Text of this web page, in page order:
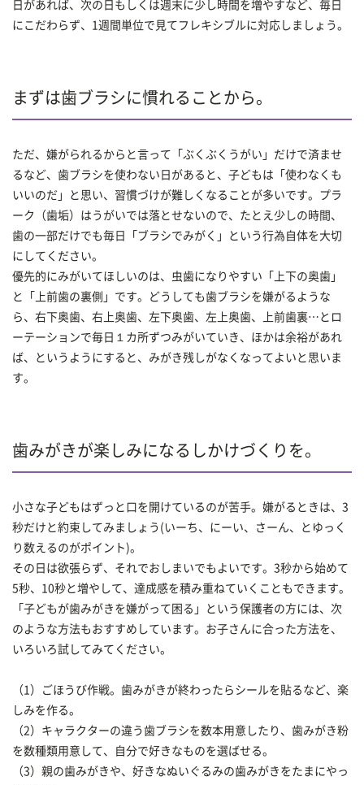
日があれば、次の日もしくは週末に少し時間を増やすなど、毎日
にこだわらず、1週間単位で見てフレキシブルに対応しましょう。
まずは歯ブラシに慣れることから。
ただ、嫌がられるからと言って「ぶくぶくうがい」だけで済ませ
るなど、歯ブラシを使わない日があると、子どもは「使わなくも
いいのだ」と思い、習慣づけが難しくなることが多いです。プラ
ーク（歯垢）はうがいでは落とせないので、たとえ少しの時間、
歯の一部だけでも毎日「ブラシでみがく」という行為自体を大切
にしてください。
優先的にみがいてほしいのは、虫歯になりやすい「上下の奥歯」
と「上前歯の裏側」です。どうしても歯ブラシを嫌がるような
ら、右下奥歯、右上奥歯、左下奥歯、左上奥歯、上前歯裏…とロ
ーテーションで毎日１カ所ずつみがいていき、ほかは余裕があれ
ば、というようにすると、みがき残しがなくなってよいと思いま
す。
歯みがきが楽しみになるしかけづくりを。
小さな子どもはずっと口を開けているのが苦手。嫌がるときは、3
秒だけと約束してみましょう(いーち、にーい、さーん、とゆっく
り数えるのがポイント)。
その日は欲張らず、それでおしまいでもよいです。3秒から始めて
5秒、10秒と増やして、達成感を積み重ねていくこともできます。
「子どもが歯みがきを嫌がって困る」という保護者の方には、次
のような方法もおすすめしています。お子さんに合った方法を、
いろいろ試してみてください。
（1）ごほうび作戦。歯みがきが終わったらシールを貼るなど、楽
しみを作る。
（2）キャラクターの違う歯ブラシを数本用意したり、歯みがき粉
を数種類用意して、自分で好きなものを選ばせる。
（3）親の歯みがきや、好きなぬいぐるみの歯みがきをたまにやっ